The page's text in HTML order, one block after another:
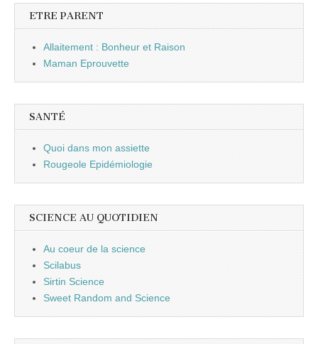
ETRE PARENT
Allaitement : Bonheur et Raison
Maman Eprouvette
SANTÉ
Quoi dans mon assiette
Rougeole Epidémiologie
SCIENCE AU QUOTIDIEN
Au coeur de la science
Scilabus
Sirtin Science
Sweet Random and Science